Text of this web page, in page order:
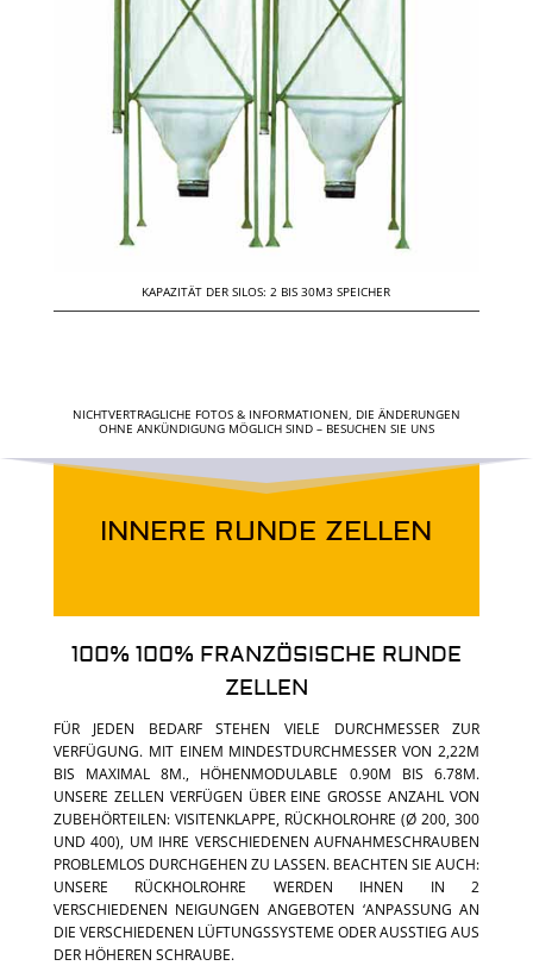
KAPAZITÄT DER SILOS: 2 BIS 30M3 SPEICHER
NICHTVERTRAGLICHE FOTOS & INFORMATIONEN, DIE ÄNDERUNGEN
OHNE ANKÜNDIGUNG MÖGLICH SIND – BESUCHEN SIE UNS
INNERE RUNDE ZELLEN
100% 100% FRANZÖSISCHE RUNDE
ZELLEN
FÜR JEDEN BEDARF STEHEN VIELE DURCHMESSER ZUR
VERFÜGUNG. MIT EINEM MINDESTDURCHMESSER VON 2,22M
BIS MAXIMAL 8M., HÖHENMODULABLE 0.90M BIS 6.78M.
UNSERE ZELLEN VERFÜGEN ÜBER EINE GROSSE ANZAHL VON Z
UBEHÖRTEILEN: VISITENKLAPPE, RÜCKHOLROHRE (Ø 200, 300 U
ND 400), UM IHRE VERSCHIEDENEN AUFNAHMESCHRAUBEN P
ROBLEMLOS DURCHGEHEN ZU LASSEN. BEACHTEN SIE AUCH: U
NSERE RÜCKHOLROHRE WERDEN IHNEN IN 2 V
ERSCHIEDENEN NEIGUNGEN ANGEBOTEN ‘ANPASSUNG AN D
IE VERSCHIEDENEN LÜFTUNGSSYSTEME ODER AUSSTIEG AUS D
ER HÖHEREN SCHRAUBE.